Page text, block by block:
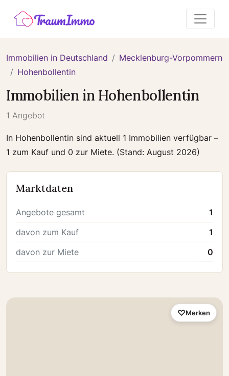
Immobilien in Deutschland
Mecklenburg-Vorpommern
Hohenbollentin
Immobilien in Hohenbollentin
1 Angebot
In Hohenbollentin sind aktuell 1 Immobilien verfügbar –
1 zum Kauf und 0 zur Miete. (Stand: August 2026)
Marktdaten
Angebote gesamt
1
davon zum Kauf
1
davon zur Miete
0
Merken